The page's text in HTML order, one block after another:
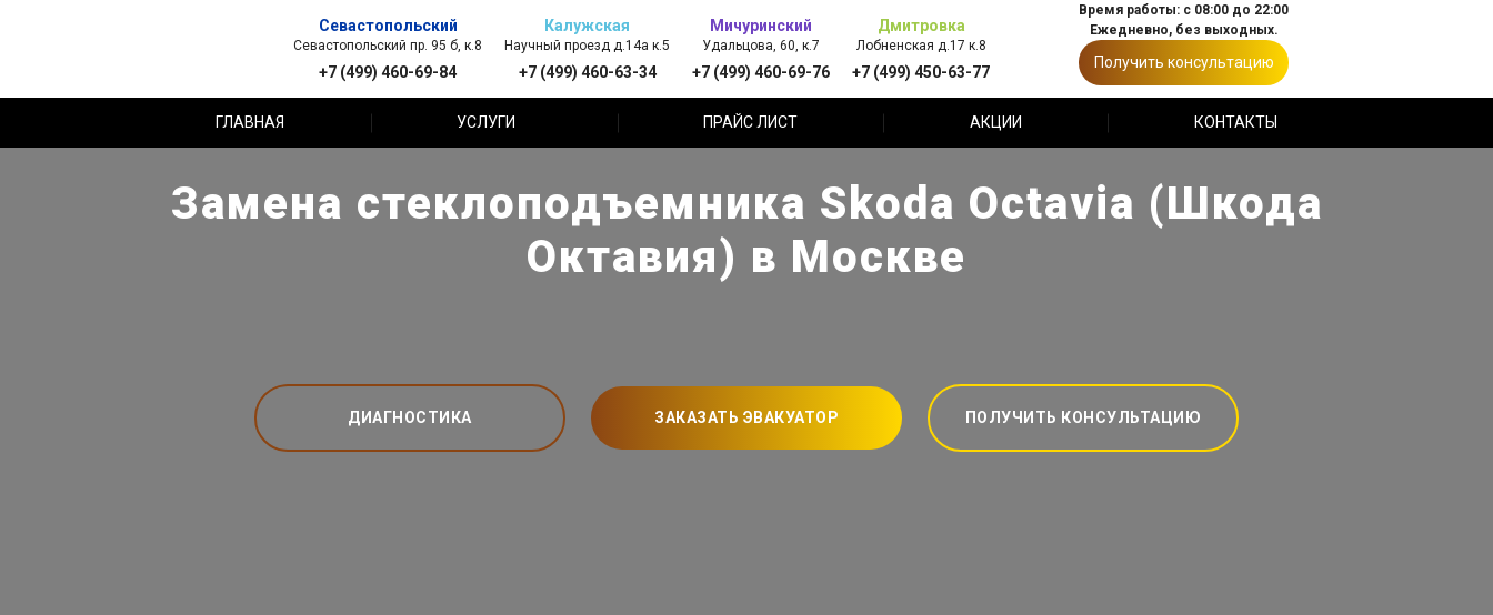
Севастопольский
Севастопольский пр. 95 б, к.8
+7 (499) 460-69-84
Калужская
Научный проезд д.14а к.5
+7 (499) 460-63-34
Мичуринский
Удальцова, 60, к.7
+7 (499) 460-69-76
Дмитровка
Лобненская д.17 к.8
+7 (499) 450-63-77
Время работы: с 08:00 до 22:00
Ежедневно, без выходных.
Получить консультацию
ГЛАВНАЯ УСЛУГИ ПРАЙС ЛИСТ АКЦИИ КОНТАКТЫ
Замена стеклоподъемника Skoda Octavia (Шкода
Октавия) в Москве
ДИАГНОСТИКА ЗАКАЗАТЬ ЭВАКУАТОР ПОЛУЧИТЬ КОНСУЛЬТАЦИЮ